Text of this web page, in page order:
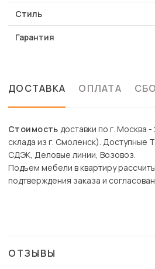
Стиль
Гарантия
ДОСТАВКА ОПЛАТА
Стоимость доставки по г. Москва
склада из г. Смоленск). Доступные
СДЭК, Деловые линии, Возовоз.
Подъем мебели в квартиру
подтверждения заказа и
ОТЗЫВЫ